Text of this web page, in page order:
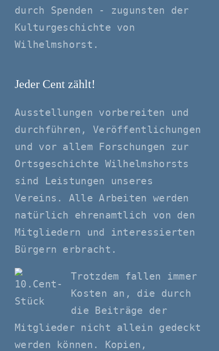
durch Spenden - zugunsten der
Kulturgeschichte von
Wilhelmshorst.
Jeder Cent zählt!
Ausstellungen vorbereiten und
durchführen, Veröffentlichungen
und vor allem Forschungen zur
Ortsgeschichte Wilhelmshorsts
sind Leistungen unseres
Vereins. Alle Arbeiten werden
natürlich ehrenamtlich von den
Mitgliedern und interessierten
Bürgern erbracht.
Trotzdem fallen immer
Kosten an, die durch
die Beiträge der
Mitglieder nicht allein gedeckt
werden können. Kopien,